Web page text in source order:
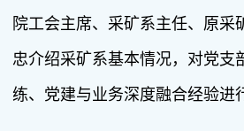
院工会主席、采矿系主任、原采
忠介绍采矿系基本情况，对党支
练、党建与业务深度融合经验进